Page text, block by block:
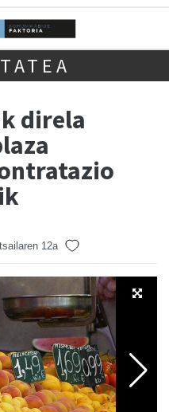
direla
12a